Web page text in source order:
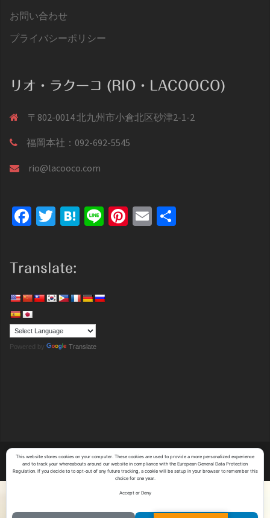
お問い合わせ
プライバシーポリシー
リオ・ラクーコ (RIO・LACOOCO)
〒802-0014 北九州市小倉北区砂津2-1-2
福岡本社：092-692-5545
rio@lacooco.com
Facebook
Twitter
Hatena
LinePinterest
Email
Translate:
Powered by Translate
Copyright (C)Y's System Factory Co.,Ltd.All Rights Reserved.
This website stores cookies on your computer. These cookies are used to provide a more personalized experience
and to track your whereabouts around our website in compliance with the European General Data Protection
Regulation. If you decide to to opt-out of any future tracking, a cookie will be setup in your browser to remember this
choice for one year.
Accept or Deny